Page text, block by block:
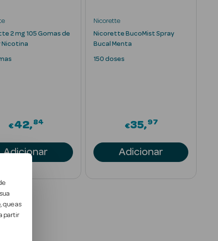
que as
partir
2 mg 105 Gomas de
Nicotina
€42 84
Adicionar
Nicorette
Nicorette BucoMist Spray
Bucal Menta
150 doses
€35 97
Adicionar